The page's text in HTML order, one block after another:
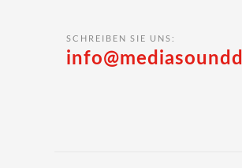
SCHREIBEN SIE UNS: